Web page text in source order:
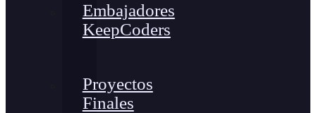
Embajadores
KeepCoders
Proyectos
Finales